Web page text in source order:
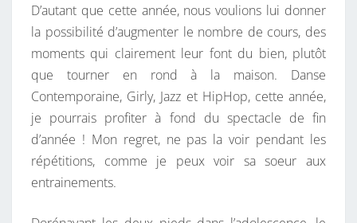
D’autant que cette année, nous voulions lui donner
la possibilité d’augmenter le nombre de cours, des
moments qui clairement leur font du bien, plutôt
que tourner en rond à la maison. Danse
Contemporaine, Girly, Jazz et HipHop, cette année,
je pourrais profiter à fond du spectacle de fin
d’année ! Mon regret, ne pas la voir pendant les
répétitions, comme je peux voir sa soeur aux
entrainements.